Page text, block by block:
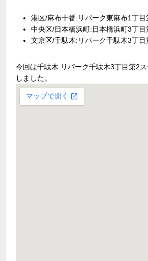
港区/麻布十番:リパーク東麻布1丁目
中央区/日本橋浜町:日本橋浜町3丁目
文京区/千駄木:リパーク千駄木3丁目
今回は千駄木:リパーク千駄木3丁目第2
しました。